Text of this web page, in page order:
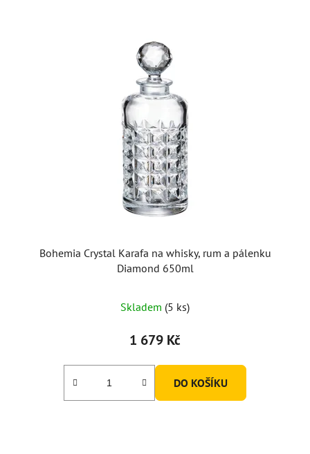
Bohemia Crystal Karafa na whisky, rum a pálenku
Diamond 650ml
Skladem (5 ks)
1 679 Kč
DO KOŠÍKU